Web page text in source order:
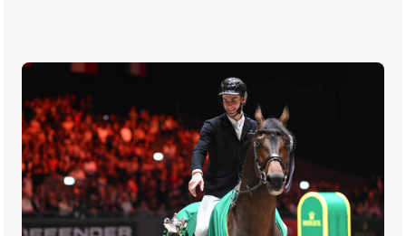
FR EN
© 2026 CHI de Genève. Tous droits réservés